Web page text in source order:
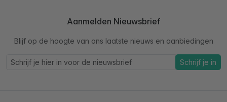
Aanmelden Nieuwsbrief
Blijf op de hoogte van ons laatste nieuws en aanbiedingen
Schrijf je in